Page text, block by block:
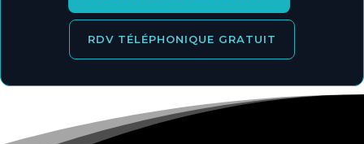
RDV TÉLÉPHONIQUE GRATUIT